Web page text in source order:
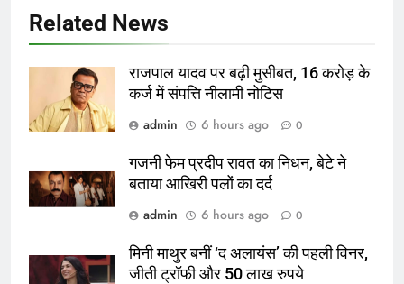
Related News
राजपाल यादव पर बढ़ी मुसीबत, 16 करोड़ के
कर्ज में संपत्ति नीलामी नोटिस
admin
6 hours ago 0
गजनी फेम प्रदीप रावत का निधन, बेटे ने
बताया आखिरी पलों का दर्द
admin
6 hours ago 0
मिनी माथुर बनीं ‘द अलायंस’ की पहली विनर,
जीती ट्रॉफी और 50 लाख रुपये